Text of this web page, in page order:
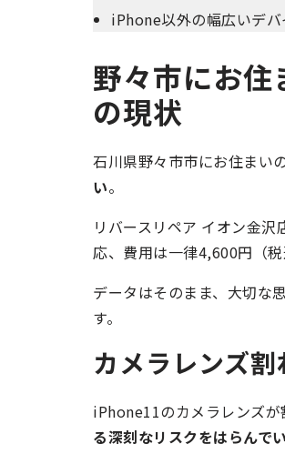
iPhone以外の幅広いデ
野々市にお
の現状
石川県野々市市にお住まい
い。
リバースリペア イオン金
応、費用は一律4,600円（
データはそのまま、大切な
す。
カメラレンズ
iPhone11のカメラレンズが
る深刻なリスクをはらんで